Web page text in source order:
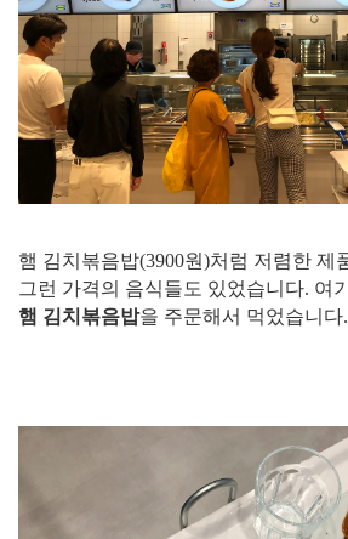
햄 김치볶음밥(3900원)처럼 저렴한 제
그런 가격의 음식들도 있었습니다. 여
햄 김치볶음밥을 주문해서 먹었습니다.